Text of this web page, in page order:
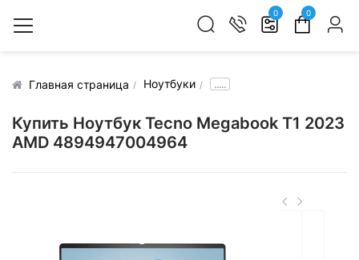
0 0
Главная страница Ноутбуки .....
Купить Ноутбук Tecno Megabook T1 2023
AMD 4894947004964